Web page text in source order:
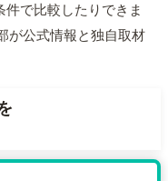
で比較したりできま
が公式情報と独自取材